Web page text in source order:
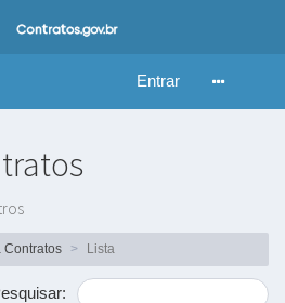
Entrar
Contratos Lista